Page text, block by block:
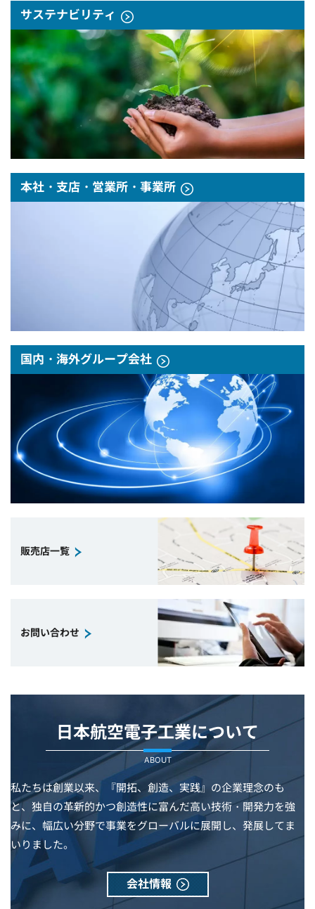
サステナビリティ
本社・支店・営業所・事業所
国内・海外グループ会社
販売店一覧
お問い合わせ
日本航空電子工業について
ABOUT
私たちは創業以来、『開拓、創造、実践』の企業理念のも
と、独自の革新的かつ創造性に富んだ高い技術・開発力を強
みに、幅広い分野で事業をグローバルに展開し、発展してま
いりました。
会社情報